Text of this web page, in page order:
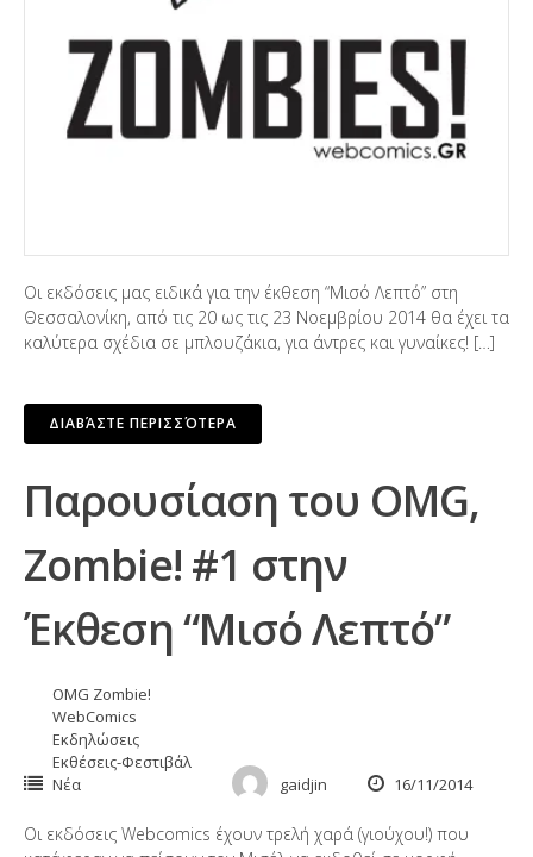
Οι εκδόσεις μας ειδικά για την έκθεση “Μισό Λεπτό” στη
Θεσσαλονίκη, από τις 20 ως τις 23 Νοεμβρίου 2014 θα έχει τα
καλύτερα σχέδια σε μπλουζάκια, για άντρες και γυναίκες! […]
ΔΙΑΒΆΣΤΕ ΠΕΡΙΣΣΌΤΕΡΑ
Παρουσίαση του OMG,
Zombie! #1 στην
Έκθεση “Μισό Λεπτό”
OMG Zombie!
WebComics
Εκδηλώσεις
Εκθέσεις-Φεστιβάλ
Νέα
gaidjin 16/11/2014
Οι εκδόσεις Webcomics έχουν τρελή χαρά (γιούχου!) που